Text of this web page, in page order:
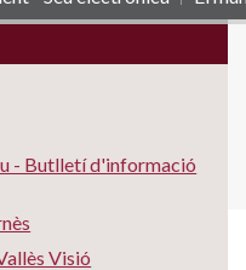
- Butlletí d'informació
Visió